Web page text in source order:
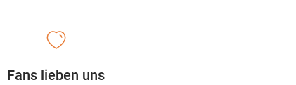
Fans lieben uns